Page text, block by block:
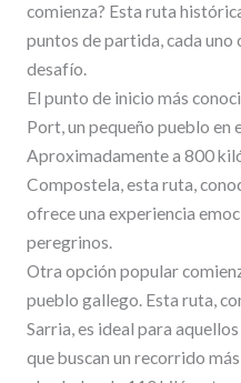
comienza? Esta ruta
puntos de partida, cada uno
desafío.
El punto de inicio más
Port, un pequeño pueblo en
Aproximadamente a 800
Compostela, esta ruta,
ofrece una experiencia
peregrinos.
Otra opción popular
pueblo gallego. Esta ruta,
Sarria, es ideal para
que buscan un recorrido